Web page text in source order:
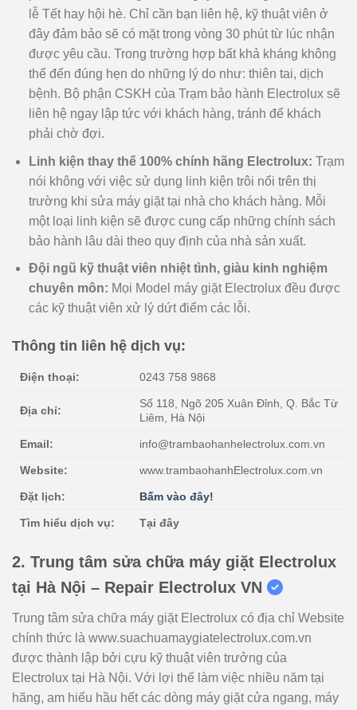
lễ Tết hay hội hè. Chỉ cần bạn liên hệ, kỹ thuật viên ở
đây đảm bảo sẽ có mặt trong vòng 30 phút từ lúc nhận
được yêu cầu. Trong trường hợp bất khả kháng không
thể đến đúng hẹn do những lý do như: thiên tai, dịch
bệnh. Bộ phận CSKH của Trạm bảo hành Electrolux sẽ
liên hệ ngay lập tức với khách hàng, tránh để khách
phải chờ đợi.
Linh kiện thay thế 100% chính hãng Electrolux: Trạm
nói không với việc sử dụng linh kiện trôi nổi trên thị
trường khi sửa máy giặt tại nhà cho khách hàng. Mỗi
một loại linh kiện sẽ được cung cấp những chính sách
bảo hành lâu dài theo quy định của nhà sản xuất.
Đội ngũ kỹ thuật viên nhiệt tình, giàu kinh nghiệm
chuyên môn: Mọi Model máy giặt Electrolux đều được
các kỹ thuật viên xử lý dứt điểm các lỗi.
Thông tin liên hệ dịch vụ:
Điện thoại: 0243 758 9868
Địa chỉ:
Số 118, Ngõ 205 Xuân Đỉnh, Q. Bắc Từ
Liêm, Hà Nội
Email: info@trambaohanhelectrolux.com.vn
Website: www.trambaohanhElectrolux.com.vn
Đặt lịch: Bấm vào đây!
Tìm hiểu dịch vụ: Tại đây
2. Trung tâm sửa chữa máy giặt Electrolux
tại Hà Nội – Repair Electrolux VN
Trung tâm sửa chữa máy giặt Electrolux có địa chỉ Website
chính thức là www.suachuamaygiatelectrolux.com.vn
được thành lập bởi cựu kỹ thuật viên trưởng của
Electrolux tại Hà Nội. Với lợi thế làm việc nhiều năm tại
hãng, am hiểu hầu hết các dòng máy giặt cửa ngang, máy